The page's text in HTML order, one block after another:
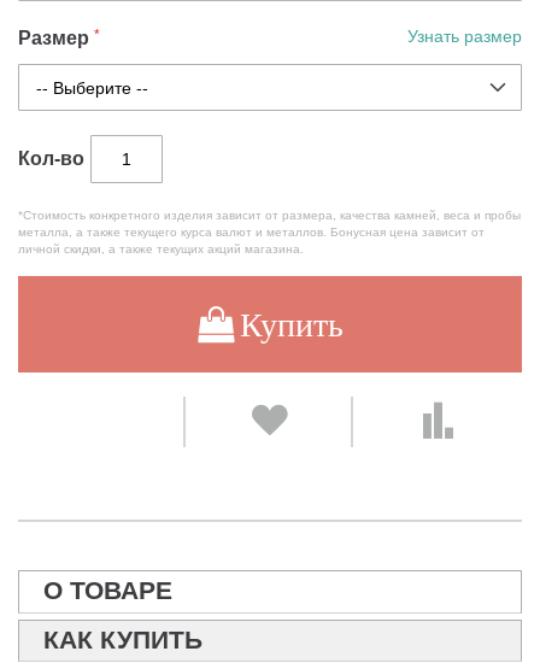
Размер Узнать размер
Кол-во
*Стоимость конкретного изделия зависит от размера, качества камней, веса и пробы
металла, а также текущего курса валют и металлов. Бонусная цена зависит от
личной скидки, а также текущих акций магазина.
Купить
О ТОВАРЕ
КАК КУПИТЬ